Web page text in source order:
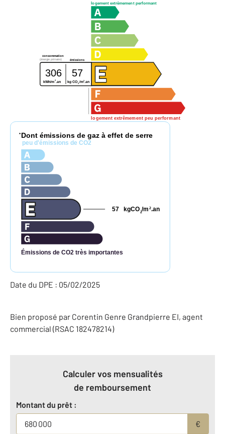
logement extrêmement performant
logement extrêmement peu performant
consommation
émissions
(énergie primaire)
306 57
kWh/m2.an kg CO2/m2 .an
* Dont émissions de gaz à effet de serre
peu d'émissions de CO2
Émissions de CO2 très importantes
kgCO2/m 2.an
57
Date du DPE : 05/02/2025
Bien proposé par Corentin Genre Grandpierre EI, agent
commercial (RSAC 182478214)
Calculer vos mensualités
de remboursement
Montant du prêt :
€